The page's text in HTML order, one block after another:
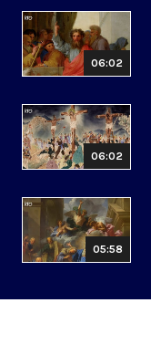
06:02
06:02
05:58